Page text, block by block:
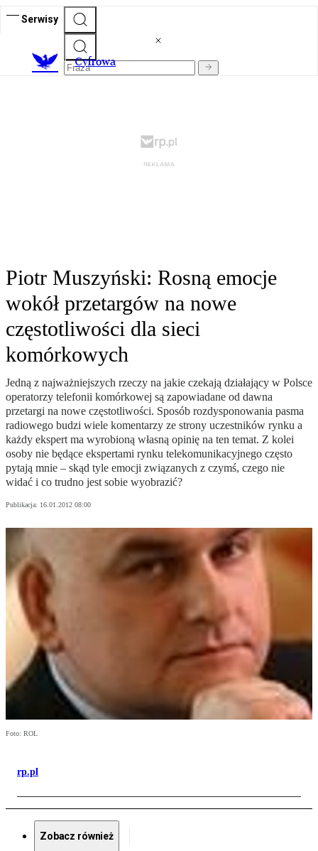
Serwisy
Cyfrowa
Piotr Muszyński: Rosną emocje
wokół przetargów na nowe
częstotliwości dla sieci
komórkowych
Jedną z najważniejszych rzeczy na jakie czekają działający w Polsce
operatorzy telefonii komórkowej są zapowiadane od dawna
przetargi na nowe częstotliwości. Sposób rozdysponowania pasma
radiowego budzi wiele komentarzy ze strony uczestników rynku a
każdy ekspert ma wyrobioną własną opinię na ten temat. Z kolei
osoby nie będące ekspertami rynku telekomunikacyjnego często
pytają mnie – skąd tyle emocji związanych z czymś, czego nie
widać i co trudno jest sobie wyobrazić?
Publikacja: 16.01.2012 08:00
Foto: ROL
rp.pl
Zobacz również